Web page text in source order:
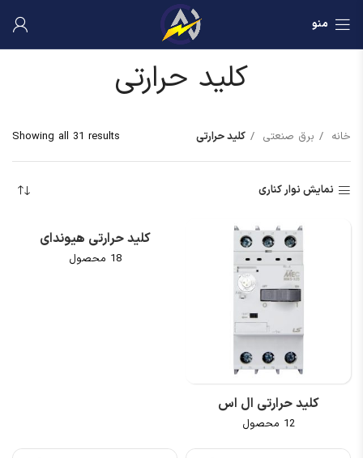
منو
کلید حرارتی
خانه برق صنعتی کلید حرارتی Showing all 31 results
نمایش نوار کناری
کلید حرارتی ال اس
12 محصول
کلید حرارتی هیوندای
18 محصول